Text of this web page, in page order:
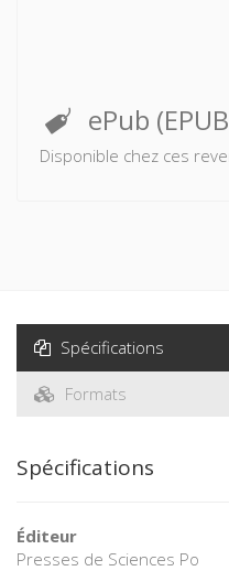
lumière les grands thèmes
l'émancipation coranique
famille, l'intégration de
islamique idéale, le
justice sociale, la
notion d'Etat islamique.
ePub
Disponible chez ces
Spécifications
Formats
Spécifications
Éditeur
Presses de Sciences Po